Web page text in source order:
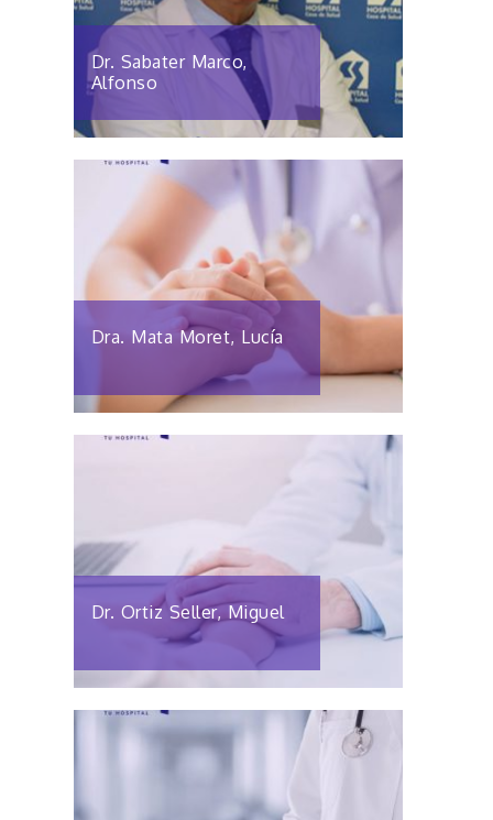
Dr. Sabater Marco,
Alfonso
Dra. Mata Moret, Lucía
Dr. Ortiz Seller, Miguel